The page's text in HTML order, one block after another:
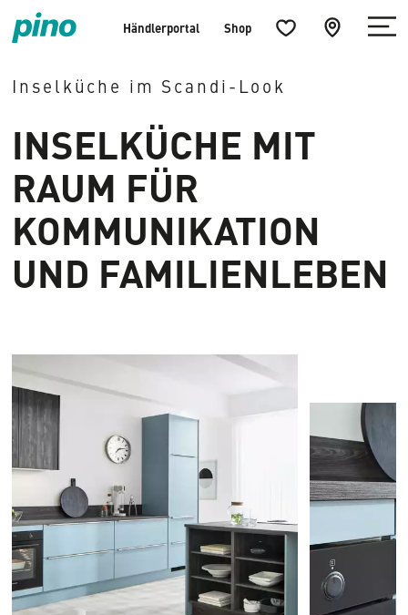
Händlerportal Shop Küchenfavoriten
öffnen
zur
Händlersuche
Menü
öffnen
INSELKÜCHE MIT
RAUM FÜR
KOMMUNIKATION
UND FAMILIENLEBEN
Inselküche im Scandi-Look